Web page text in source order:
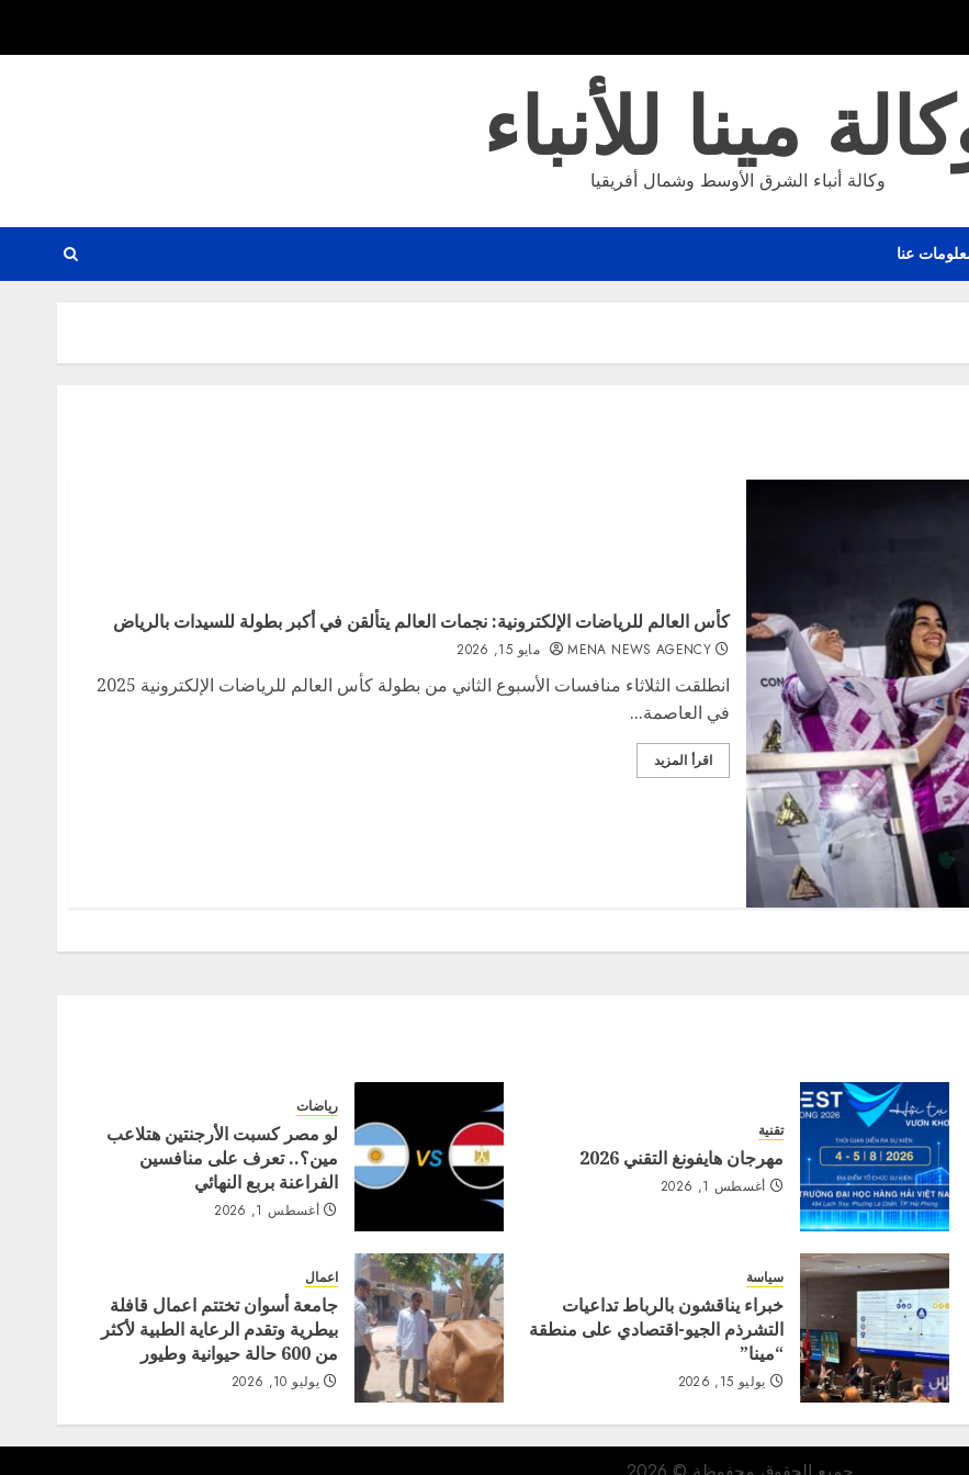
مينا للأنباء
وكالة أنباء الشرق الأوسط وشمال أفريقيا
عنا
كأس العالم للرياضات الإلكترونية: نجمات العالم يتألقن في أكبر بطولة للسيدات بالرياض
MENA NEWS AGENCY مايو 15, 2026
انطلقت الثلاثاء منافسات الأسبوع الثاني من بطولة كأس العالم للرياضات الإلكترونية 2025
في العاصمة...
اقرأ المزيد
تقنية
مهرجان هايفونغ التقني 2026
أغسطس 1, 2026
رياضات
لو مصر كسبت الأرجنتين هتلاعب
مين؟.. تعرف على منافسين
الفراعنة بربع النهائي
أغسطس 1, 2026
سياسة
خبراء يناقشون بالرباط تداعيات
التشرذم الجيو-اقتصادي على منطقة
“مينا”
يوليو 15, 2026
اعمال
جامعة أسوان تختتم اعمال قافلة
بيطرية وتقدم الرعاية الطبية لأكثر
من 600 حالة حيوانية وطيور
يوليو 10, 2026